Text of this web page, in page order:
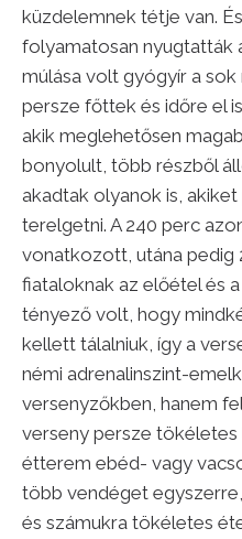
küzdelemnek tétje van.
folyamatosan nyugtatták
múlása volt gyógyír a
persze főttek és időre el
akik meglehetősen
bonyolult, több részből
akadtak olyanok is,
terelgetni. A 240 perc
vonatkozott, utána pedig
fiataloknak az előétel és
tényező volt, hogy
kellett tálalniuk, így a
némi adrenalinszint-
versenyzőkben, hanem
verseny persze
étterem ebéd- vagy
több vendéget
és számukra tökéletes